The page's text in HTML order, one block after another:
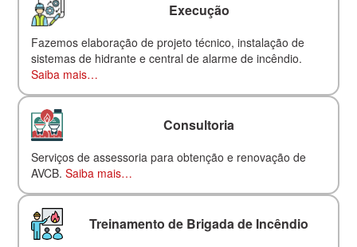
Execução
Fazemos elaboração de projeto técnico, instalação de
sistemas de hidrante e central de alarme de incêndio.
Saiba mais…
Consultoria
Serviços de assessoria para obtenção e renovação de
AVCB.Saiba mais…
Treinamento de Brigada de Incêndio